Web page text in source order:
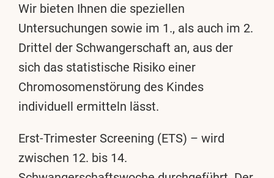
Wir bieten Ihnen die speziellen
Untersuchungen sowie im 1., als auch im 2.
Drittel der Schwangerschaft an, aus der
sich das statistische Risiko einer
Chromosomenstörung des Kindes
individuell ermitteln lässt.
Erst-Trimester Screening (ETS) – wird
zwischen 12. bis 14.